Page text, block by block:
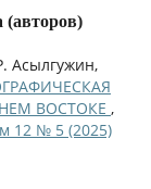
(авторов)
Асылгужин,
ВОСТОКЕ ,
12 № 5 (2025)